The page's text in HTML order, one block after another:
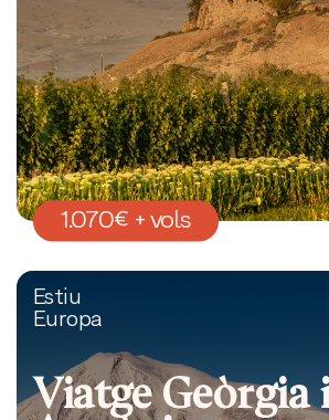
1.070€ + vols
Estiu
Europa
Viatge Geòrgia